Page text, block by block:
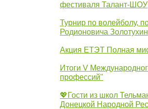
фестиваля Талант-ШОУ
Турнир по волейболу,
Родионовича
Акция ЕТЭТ Полная
Итоги V
профессий"
💖Гости из школ
Донецкой Народной